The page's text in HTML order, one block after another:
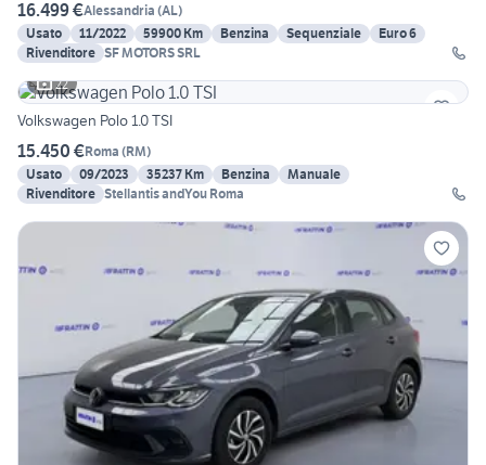
16.499 €Alessandria (AL)
Usato
11/2022 59900 Km Benzina Sequenziale
Euro 6
Rivenditore SF MOTORS SRL
22
Volkswagen Polo 1.0 TSI
15.450 €Roma (RM)
Usato
09/2023 35237 Km Benzina
Manuale
Rivenditore Stellantis andYou Roma